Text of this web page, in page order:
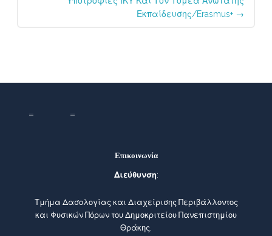
Εκπαίδευσης/Erasmus+ →
Επικοινωνία
Διεύθυνση:
Τμήμα Δασολογίας και Διαχείρισης Περιβάλλοντος
και Φυσικών Πόρων του Δημοκριτείου Πανεπιστημίου
Θράκης,